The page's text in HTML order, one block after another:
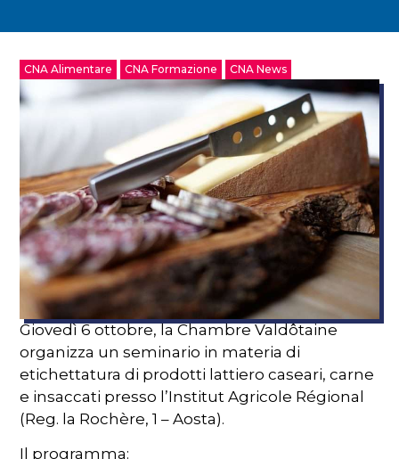
CNA Alimentare CNA Formazione CNA News
Giovedì 6 ottobre, la Chambre Valdôtaine
organizza un seminario in materia di
etichettatura di prodotti lattiero caseari, carne
e insaccati presso l’Institut Agricole Régional
(Reg. la Rochère, 1 – Aosta).
Il programma: